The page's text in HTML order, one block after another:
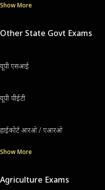
Show More
Other State Govt Exams
यूपी एसआई
यूपी पीईटी
हाईकोर्ट आरओ / एआरओ
Show More
Agriculture Exams